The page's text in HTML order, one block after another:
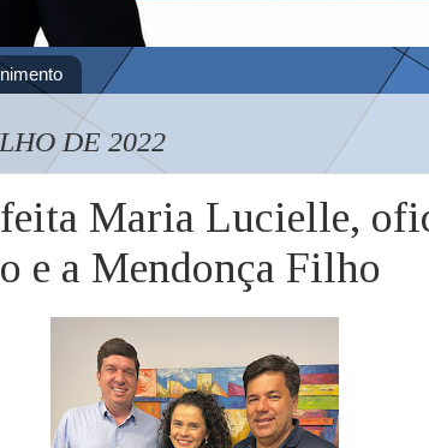
DE 2022
Maria Lucielle,
e a Mendonça Filho